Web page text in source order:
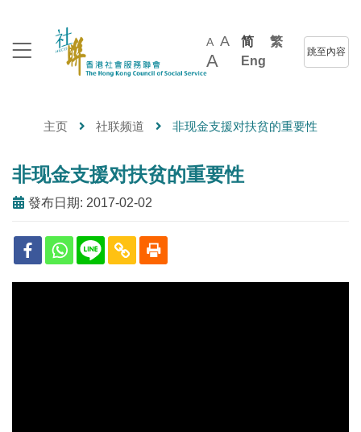
A A
A
简
繁
Eng
跳至內容
主页 社联频道 非现金支援对扶贫的重要性
非现金支援对扶贫的重要性
發布日期: 2017-02-02